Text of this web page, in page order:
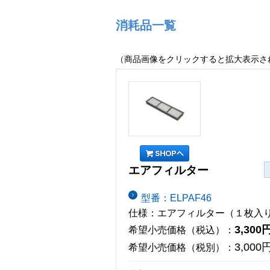
消耗品一覧
（商品画像をクリックすると拡大表示さ
エアフィルター
型番：ELPAF46
仕様：エアフィルター（１枚入り
希望小売価格（税込）： 3,300円
希望小売価格（税別）： 3,000